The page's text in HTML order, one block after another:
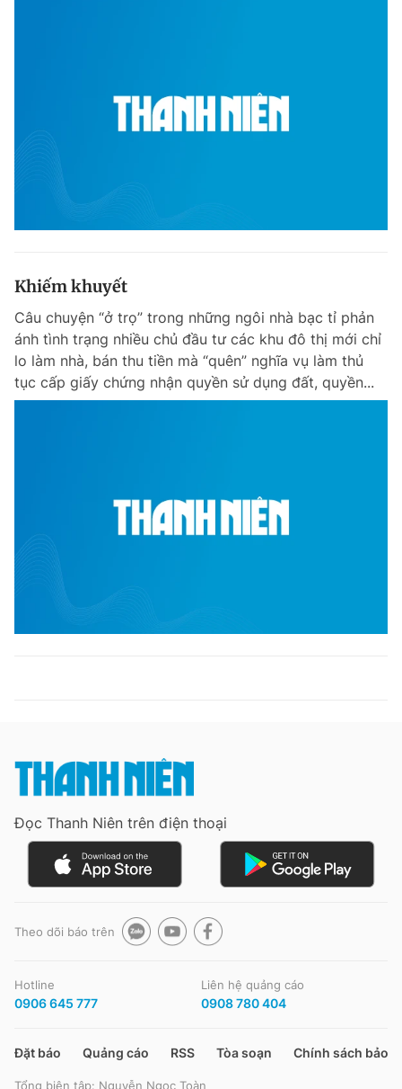
Khiếm khuyết
Câu chuyện “ở trọ” trong những ngôi nhà bạc tỉ phản
ánh tình trạng nhiều chủ đầu tư các khu đô thị mới chỉ
lo làm nhà, bán thu tiền mà “quên” nghĩa vụ làm thủ
tục cấp giấy chứng nhận quyền sử dụng đất, quyền...
Đọc Thanh Niên trên điện thoại
Theo dõi báo trên
Hotline
0906 645 777
Liên hệ quảng cáo
0908 780 404
Đặt báo Quảng cáo RSS Tòa soạn Chính sách bảo
Tổng biên tập: Nguyễn Ngọc Toàn